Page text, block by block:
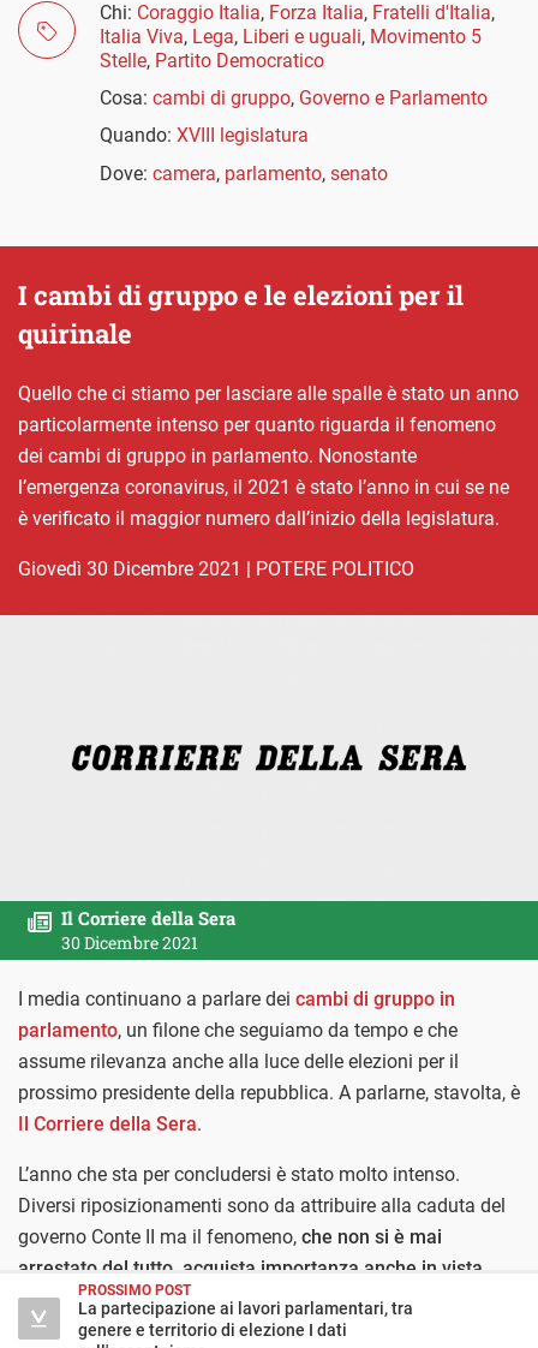
PROSSIMO POST
La partecipazione ai lavori parlamentari, tra
genere e territorio di elezione I dati
Chi: Coraggio Italia, Forza Italia, Fratelli d'Italia,
Italia Viva, Lega, Liberi e uguali, Movimento 5
Stelle, Partito Democratico
Cosa: cambi di gruppo, Governo e Parlamento
Quando: XVIII legislatura
Dove: camera, parlamento, senato
I cambi di gruppo e le elezioni per il
quirinale
Quello che ci stiamo per lasciare alle spalle è stato un anno
particolarmente intenso per quanto riguarda il fenomeno
dei cambi di gruppo in parlamento. Nonostante
l’emergenza coronavirus, il 2021 è stato l’anno in cui se ne
è verificato il maggior numero dall’inizio della legislatura.
giovedì 30 Dicembre 2021 | POTERE POLITICO
Il Corriere della Sera
30 Dicembre 2021
I media continuano a parlare dei cambi di gruppo in
parlamento, un filone che seguiamo da tempo e che
assume rilevanza anche alla luce delle elezioni per il
prossimo presidente della repubblica. A parlarne, stavolta, è
Il Corriere della Sera.
L’anno che sta per concludersi è stato molto intenso.
Diversi riposizionamenti sono da attribuire alla caduta del
governo Conte II ma il fenomeno, che non si è mai
arrestato del tutto, acquista importanza anche in vista
delle elezioni per il quirinale.